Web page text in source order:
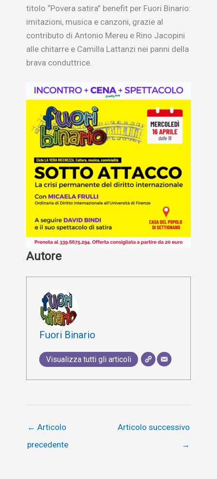
titolo “Povera satira” benefit per Fuori Binario:
imitazioni, musica e canzoni, grazie al
contributo di Antonio Mereu e Rino Jacopini
alle chitarre e Camilla Lattanzi nei panni della
brava conduttrice.
Autore
Fuori Binario
Visualizza tutti gli articoli
← Articolo
precedente
Articolo successivo
→